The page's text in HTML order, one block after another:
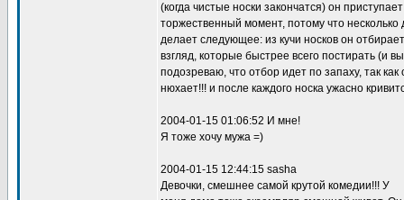
(когда чистые носки закончатся) он
торжественный момент, потому что несколько
делает следующее: из кучи носков он
взгляд, которые быстрее всего постирать (и
подозреваю, что отбор идет по запаху, так
нюхает!!! и после каждого носка ужасно
2004-01-15 01:06:52 И мне!
Я тоже хочу мужа =)
2004-01-15 12:44:15 sasha
Девочки, смешнее самой крутой комедии!!! У